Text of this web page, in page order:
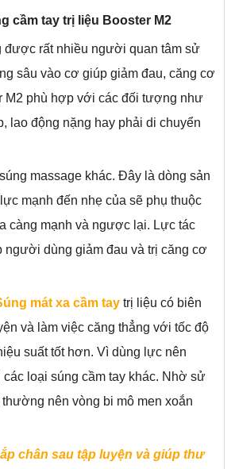
cầm tay trị liệu Booster M2
được rất nhiều người quan tâm sử
sâu vào cơ giúp giảm đau, căng cơ
M2 phù hợp với các đối tượng như
động nặng hay phải di chuyển
massage khác. Đây là dòng sản
mạnh đến nhẹ của sẽ phụ thuộc
càng mạnh và ngược lại. Lực tác
người dùng giảm đau và trị căng cơ
mát xa cầm tay trị liệu có biên
và làm việc căng thẳng với tốc độ
suất tốt hơn. Vì dùng lực nên
loại súng cầm tay khác. Nhờ sử
nên vòng bi mô men xoắn
chân sau tập luyện và giúp thư